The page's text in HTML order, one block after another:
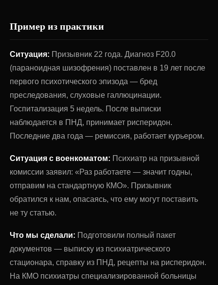
Пример из практики
Ситуация: Призывник 22 года. Диагноз F20.0
(параноидная шизофрения) поставлен в 19 лет после
первого психотического эпизода — бред
преследования, слуховые галлюцинации.
Госпитализация 5 недель. После выписки
наблюдается в ПНД, принимает рисперидон.
Последние два года — ремиссия, работает курьером.
Ситуация с военкоматом: Психиатр на призывной
комиссии заявил: «Раз работаете — значит годны,
отправим на стандартную КМО». Призывник
обратился к нам, опасаясь, что ему могут поставить
не ту статью.
Что мы сделали: Подготовили полный пакет
документов — выписку из психиатрического
стационара, справку из ПНД, рецепты на рисперидон.
На КМО психиатры специализированной больницы